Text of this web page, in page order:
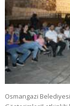
Osmangazi